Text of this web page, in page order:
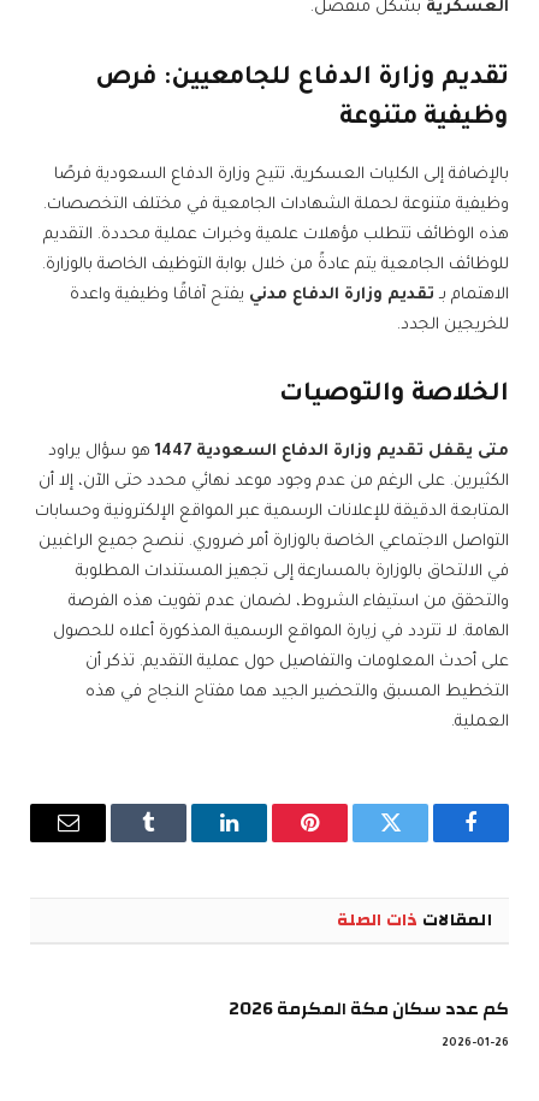
العسكرية بشكل منفصل.
تقديم وزارة الدفاع للجامعيين: فرص
وظيفية متنوعة
بالإضافة إلى الكليات العسكرية، تتيح وزارة الدفاع السعودية فرصًا
وظيفية متنوعة لحملة الشهادات الجامعية في مختلف التخصصات.
هذه الوظائف تتطلب مؤهلات علمية وخبرات عملية محددة. التقديم
للوظائف الجامعية يتم عادةً من خلال بوابة التوظيف الخاصة بالوزارة.
الاهتمام بـ تقديم وزارة الدفاع مدني يفتح آفاقًا وظيفية واعدة
للخريجين الجدد.
الخلاصة والتوصيات
متى يقفل تقديم وزارة الدفاع السعودية 1447
هو سؤال يراود
الكثيرين. على الرغم من عدم وجود موعد نهائي محدد حتى الآن، إلا أن
المتابعة الدقيقة للإعلانات الرسمية عبر المواقع الإلكترونية وحسابات
التواصل الاجتماعي الخاصة بالوزارة أمر ضروري. ننصح جميع الراغبين
في الالتحاق بالوزارة بالمسارعة إلى تجهيز المستندات المطلوبة
والتحقق من استيفاء الشروط، لضمان عدم تفويت هذه الفرصة
الهامة. لا تتردد في زيارة المواقع الرسمية المذكورة أعلاه للحصول
على أحدث المعلومات والتفاصيل حول عملية التقديم. تذكر أن
التخطيط المسبق والتحضير الجيد هما مفتاح النجاح في هذه
العملية.
فيسبوك تويتر بينتيريستلينكدإن Tumblr
البريد
المقالات ذات الصلة
كم عدد سكان مكة المكرمة 2026
2026-01-26